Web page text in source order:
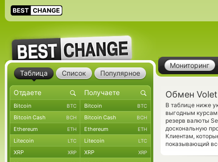
Мониторинг
Обмен Volet
В таблице ниже
выгодным курсам
резерв валюты
доскональную
Клиентам,
показывающий
Таблица Список Популярное
Bitcoin BTC Bitcoin BTC
Bitcoin Cash BCH Bitcoin Cash BCH
Ethereum ETH Ethereum ETH
Litecoin LTC Litecoin LTC
XRP XRP XRP XRP